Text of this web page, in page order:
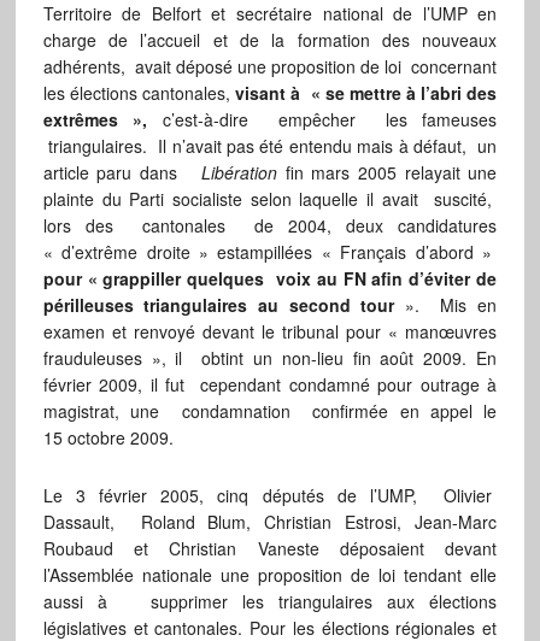
Territoire de Belfort et secrétaire national de l’UMP en
charge de l’accueil et de la formation des nouveaux
adhérents, avait déposé une proposition de loi concernant
les élections cantonales,visant à « se mettre à l’abri des
extrêmes », c’est-à-dire empêcher les fameuses
triangulaires. Il n’avait pas été entendu mais à défaut, un
article paru dans Libération fin mars 2005 relayait une
plainte du Parti socialiste selon laquelle il avait suscité,
lors des cantonales de 2004, deux candidatures
« d’extrême droite » estampillées « Français d’abord »
pour « grappiller quelques voix au FN afin d’éviter de
périlleuses triangulaires au second tour». Mis en
examen et renvoyé devant le tribunal pour « manœuvres
frauduleuses », il obtint un non-lieu fin août 2009. En
février 2009, il fut cependant condamné pour outrage à
magistrat, une condamnation confirmée en appel le
15 octobre 2009.
Le 3 février 2005, cinq députés de l’UMP, Olivier
Dassault, Roland Blum, Christian Estrosi, Jean-Marc
Roubaud et Christian Vaneste déposaient devant
l’Assemblée nationale une proposition de loi tendant elle
aussi à supprimer les triangulaires aux élections
législatives et cantonales. Pour les élections régionales et